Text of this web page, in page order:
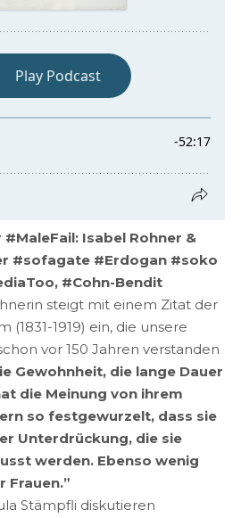
Isabel Rohner &
#sofagate #Erdogan #soko
#Cohn-Bendit
steigt mit einem Zitat der
1919) ein, die unsere
vor 150 Jahren verstanden
Gewohnheit, die lange Dauer
die Meinung von ihrem
so festgewurzelt, dass sie
Unterdrückung, die sie
werden. Ebenso wenig
Frauen.”
Stämpfli diskutieren